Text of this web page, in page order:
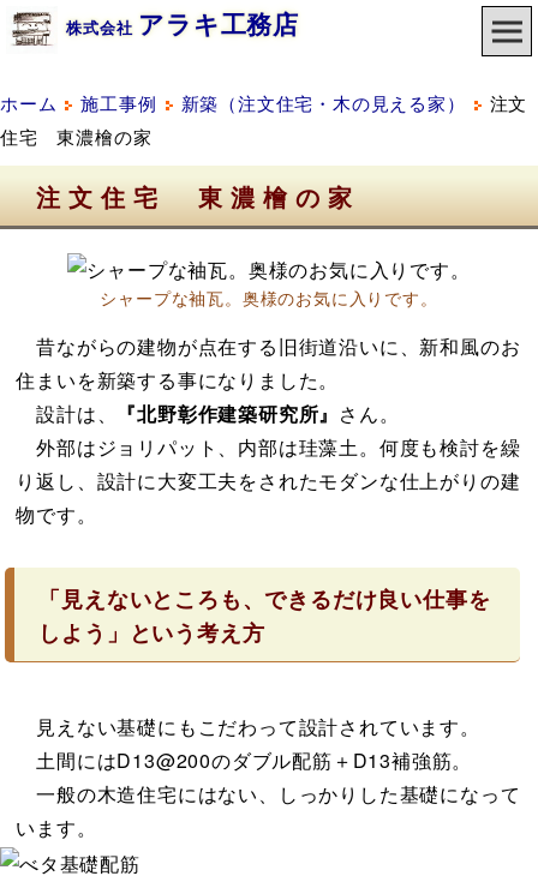
株式会社 アラキ工務店
ホーム 施工事例 新築（注文住宅・木の見える家）
注文
住宅 東濃檜の家
注文住宅 東濃檜の家
シャープな袖瓦。奥様のお気に入りです。
昔ながらの建物が点在する旧街道沿いに、新和風のお
住まいを新築する事になりました。
設計は、
『北野彰作建築研究所』 さん。
外部はジョリパット、内部は珪藻土。何度も検討を繰
り返し、設計に大変工夫をされたモダンな仕上がりの建
物です。
「見えないところも、できるだけ良い仕事を
しよう」という考え方
見えない基礎にもこだわって設計されています。
土間にはD13@200のダブル配筋＋D13補強筋。
一般の木造住宅にはない、しっかりした基礎になって
います。